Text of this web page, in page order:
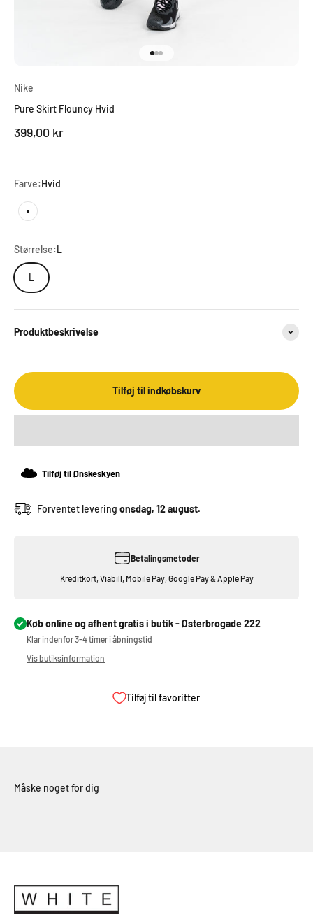
Nike
Pure Skirt Flouncy Hvid
Salgspris
399,00 kr
Farve:Hvid
Hvid
Størrelse:L
L
Produktbeskrivelse
Tilføj til indkøbskurv
Tilføj til Ønskeskyen
Forventet levering onsdag, 12 august.
Betalingsmetoder
Kreditkort, Viabill, Mobile Pay, Google Pay & Apple Pay
Køb online og afhent gratis i butik - Østerbrogade 222
Klar indenfor 3-4 timer i åbningstid
Vis butiksinformation
Tilføj til favoritter